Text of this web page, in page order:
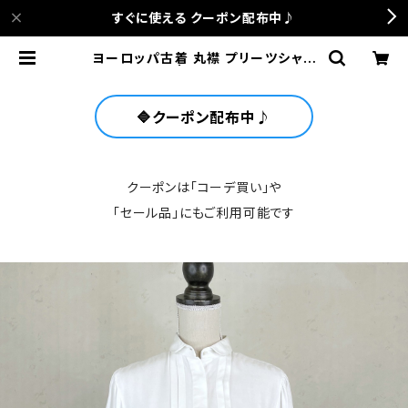
すぐに使える クーポン配布中♪
ヨーロッパ古着 丸襟 プリーツシャツ
🔷クーポン配布中♪
クーポンは「コーデ買い」や
「セール品」にもご利用可能です